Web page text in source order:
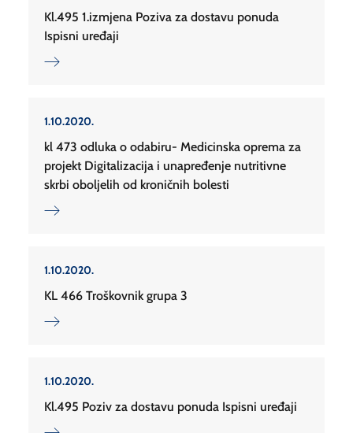
Kl.495 1.izmjena Poziva za dostavu ponuda
Ispisni uređaji
1.10.2020.
kl 473 odluka o odabiru- Medicinska oprema za
projekt Digitalizacija i unapređenje nutritivne
skrbi oboljelih od kroničnih bolesti
1.10.2020.
KL 466 Troškovnik grupa 3
1.10.2020.
Kl.495 Poziv za dostavu ponuda Ispisni uređaji